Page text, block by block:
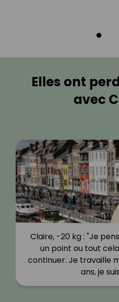
Elles ont
avec
Claire, -20 kg : "Je
un point ou tout
continuer. Je travaille
ans, je